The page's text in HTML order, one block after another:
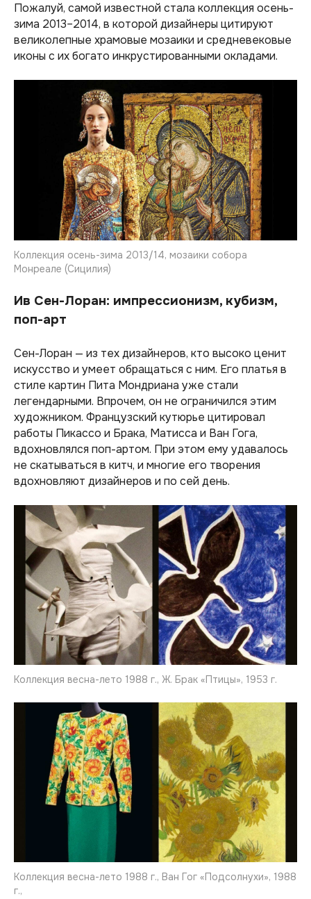
Пожалуй, самой известной стала коллекция осень-
зима 2013–2014, в которой дизайнеры цитируют
великолепные храмовые мозаики и средневековые
иконы с их богато инкрустированными окладами.
Коллекция осень-зима 2013/14, мозаики собора
Монреале (Сицилия)
Ив Сен-Лоран: импрессионизм, кубизм,
поп-арт
Сен-Лоран — из тех дизайнеров, кто высоко ценит
искусство и умеет обращаться с ним. Его платья в
стиле картин Пита Мондриана уже стали
легендарными. Впрочем, он не ограничился этим
художником. Французский кутюрье цитировал
работы Пикассо и Брака, Матисса и Ван Гога,
вдохновлялся поп-артом. При этом ему удавалось
не скатываться в китч, и многие его творения
вдохновляют дизайнеров и по сей день.
Коллекция весна-лето 1988 г., Ж. Брак «Птицы», 1953 г.
Коллекция весна-лето 1988 г., Ван Гог «Подсолнухи», 1988
г.,